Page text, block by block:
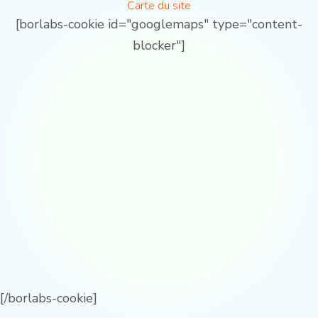
Carte du site
[borlabs-cookie id="googlemaps" type="content-
blocker"]
[/borlabs-cookie]